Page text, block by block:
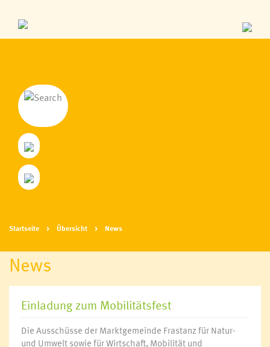
Startseite Übersicht News
News
Einladung zum Mobilitätsfest
Die Ausschüsse der Marktgemeinde Frastanz für Natur-
und Umwelt sowie für Wirtschaft, Mobilität und